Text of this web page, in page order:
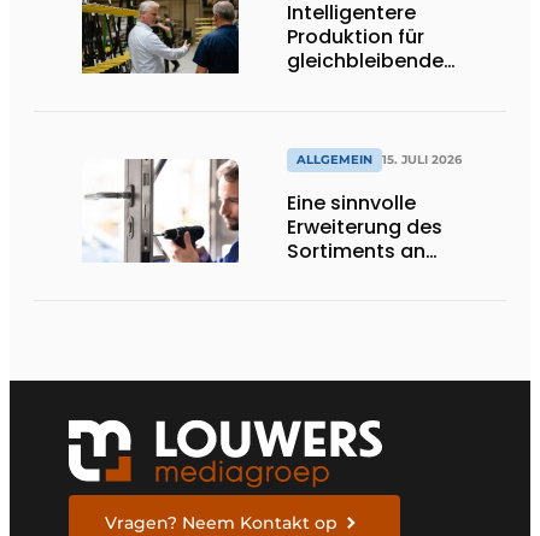
Intelligentere
Produktion für
gleichbleibende
ALLGEMEIN 15. JULI 2026
Eine sinnvolle
Erweiterung des
Sortiments an
Vragen? Neem Kontakt op